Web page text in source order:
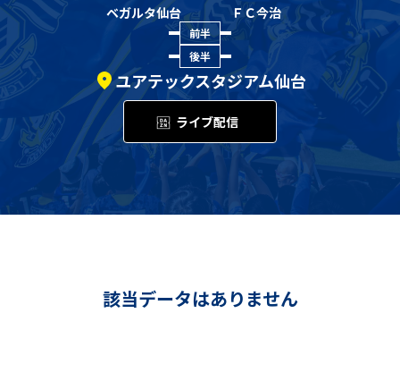
ベガルタ仙台 ＦＣ今治
前半
後半
ユアテックスタジアム仙台
ライブ配信